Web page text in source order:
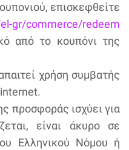
επισκεφθείτε
gr/commerce/redeem
από το κουπόνι της
χρήση συμβατής
προσφοράς ισχύει για
είναι άκυρο σε
Ελληνικού Νόμου ή